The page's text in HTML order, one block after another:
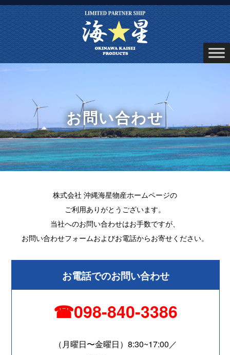
お問い合わせ
株式会社 沖縄海星物産ホームページの
ご利用ありがとうございます。
当社へのお問い合わせはお手数ですが、
お問い合わせフォームおよびお電話からお寄せください。
お電話でのお問い合わせ
☎098-840-3386
（月曜日〜金曜日）8:30~17:00／